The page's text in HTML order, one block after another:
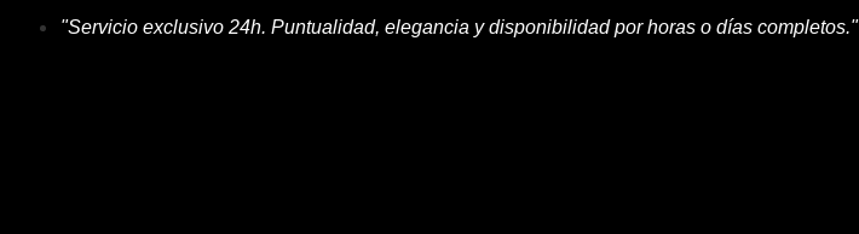
"Servicio exclusivo 24h. Puntualidad, elegancia y disponibilidad por horas o días completos."